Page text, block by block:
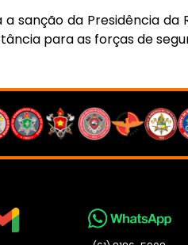
sanção da Presidência
para as forças de